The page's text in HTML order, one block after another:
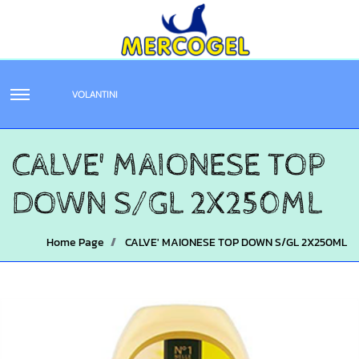
VOLANTINI
CALVE' MAIONESE TOP
DOWN S/GL 2X250ML
Home Page CALVE' MAIONESE TOP DOWN S/GL 2X250ML